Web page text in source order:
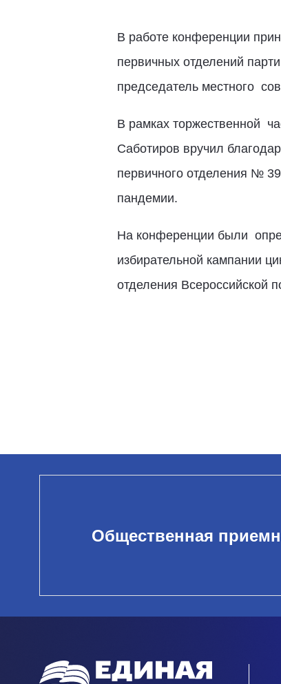
В работе конференции
первичных отделений
председатель местного
В рамках торжественной
Саботиров вручил
первичного отделения №
пандемии.
На конференции были
избирательной кампании
отделения
Общественная